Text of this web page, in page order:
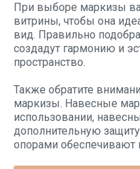
При выборе маркизы
витрины, чтобы она
вид. Правильно
создадут гармонию и
пространство.
Также обратите
маркизы. Навесные
использовании,
дополнительную
опорами обеспечивают